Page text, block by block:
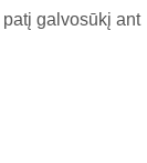
galvosūkį ant